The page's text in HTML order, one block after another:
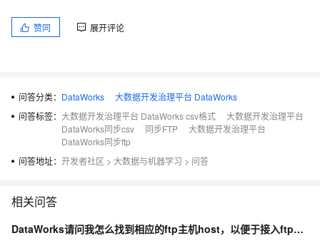
赞同 展开评论
问答分类： DataWorks
大数据开发治理平台 DataWorks
问答标签： 大数据开发治理平台 DataWorks csv格式
大数据开发治理平台
DataWorks同步csv
同步FTP
大数据开发治理平台
DataWorks同步ftp
问答地址： 开发者社区 > 大数据与机器学习 > 问答
相关问答
DataWorks请问我怎么找到相应的ftp主机host，以便于接入ftp数据源？